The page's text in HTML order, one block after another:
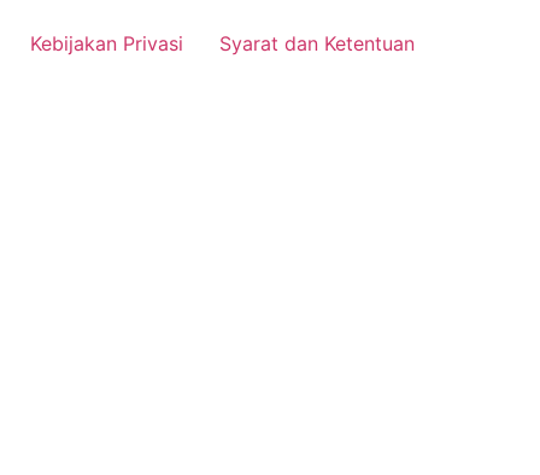
Kebijakan Privasi Syarat dan Ketentuan